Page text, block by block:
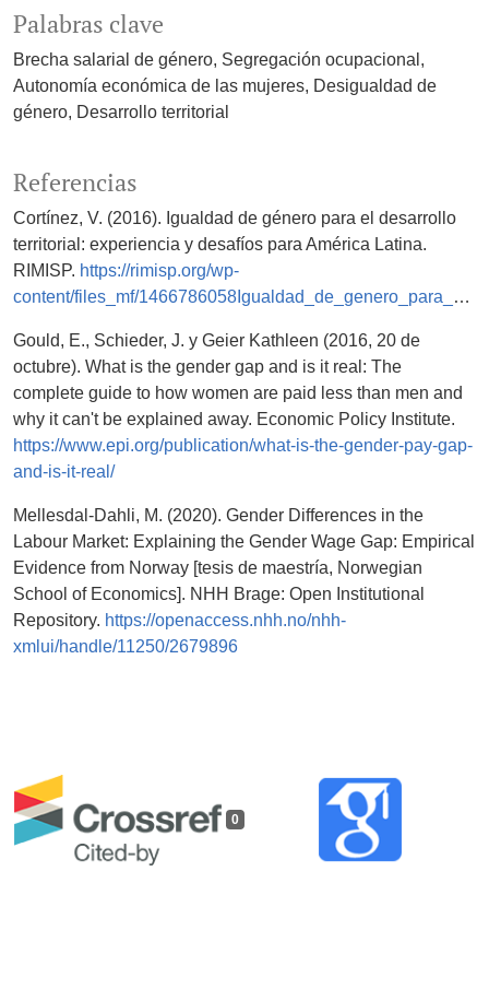
Palabras clave
Brecha salarial de género Segregación ocupacional
Autonomía económica de las mujeres Desigualdad de
género Desarrollo territorial
0
Referencias
Cortínez, V. (2016). Igualdad de género para el desarrollo
territorial: experiencia y desafíos para América Latina.
RIMISP. https://rimisp.org/wp-
content/files_mf/1466786058Igualdad_de_genero_para_el_desarrollo_territorial.pdf
Gould, E., Schieder, J. y Geier Kathleen (2016, 20 de
octubre). What is the gender gap and is it real: The
complete guide to how women are paid less than men and
why it can't be explained away. Economic Policy Institute.
https://www.epi.org/publication/what-is-the-gender-pay-gap-
and-is-it-real/
Mellesdal-Dahli, M. (2020). Gender Differences in the
Labour Market: Explaining the Gender Wage Gap: Empirical
Evidence from Norway [tesis de maestría, Norwegian
School of Economics]. NHH Brage: Open Institutional
Repository. https://openaccess.nhh.no/nhh-
xmlui/handle/11250/2679896